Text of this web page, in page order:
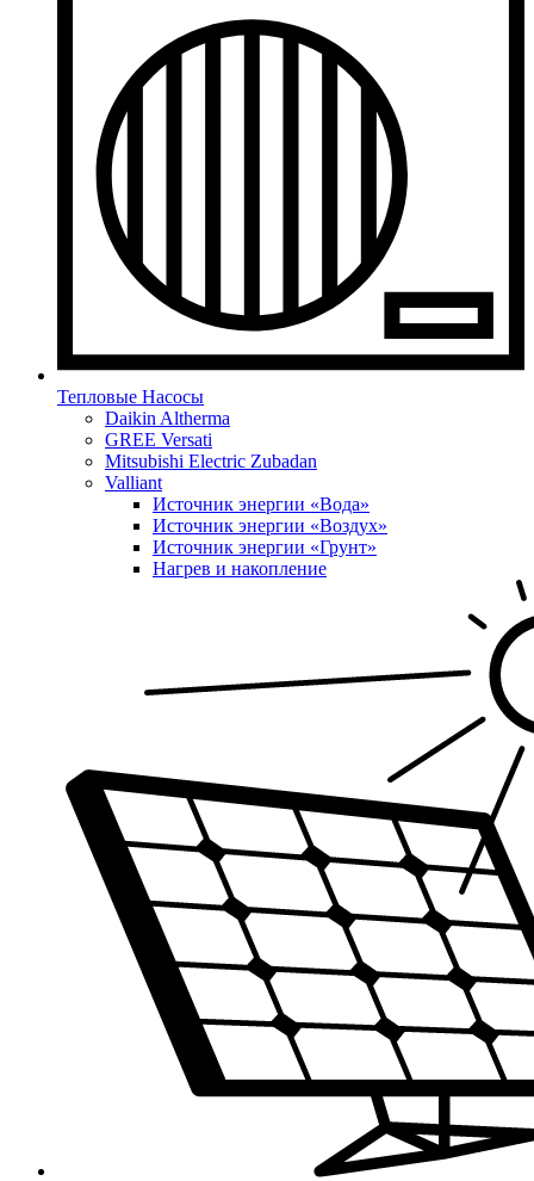
Тепловые Насосы
Daikin Altherma
GREE Versati
Mitsubishi Electric Zubadan
Valliant
Источник энергии «Вода»
Источник энергии «Воздух»
Источник энергии «Грунт»
Нагрев и накопление